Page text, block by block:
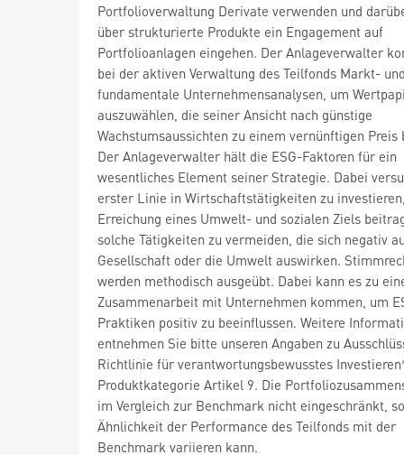
Portfolioverwaltung Derivate verwenden und
über strukturierte Produkte ein Engagement auf
Portfolioanlagen eingehen. Der Anlageverwalter
bei der aktiven Verwaltung des Teilfonds Markt-
fundamentale Unternehmensanalysen, um
auszuwählen, die seiner Ansicht nach günstige
Wachstumsaussichten zu einem vernünftigen Preis
Der Anlageverwalter hält die ESG-Faktoren für ein
wesentliches Element seiner Strategie. Dabei
erster Linie in Wirtschaftstätigkeiten zu
Erreichung eines Umwelt- und sozialen Ziels
solche Tätigkeiten zu vermeiden, die sich negativ
Gesellschaft oder die Umwelt auswirken.
werden methodisch ausgeübt. Dabei kann es zu
Zusammenarbeit mit Unternehmen kommen, um
Praktiken positiv zu beeinflussen. Weitere
entnehmen Sie bitte unseren Angaben zu
Richtlinie für verantwortungsbewusstes
Produktkategorie Artikel 9. Die
im Vergleich zur Benchmark nicht eingeschränkt,
Ähnlichkeit der Performance des Teilfonds mit der
Benchmark variieren kann.